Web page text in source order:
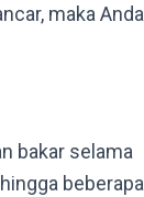
maka Anda
bakar selama
beberapa